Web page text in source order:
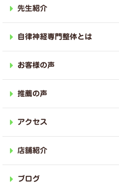
先生紹介
自律神経専門整体とは
お客様の声
推薦の声
アクセス
店舗紹介
ブログ